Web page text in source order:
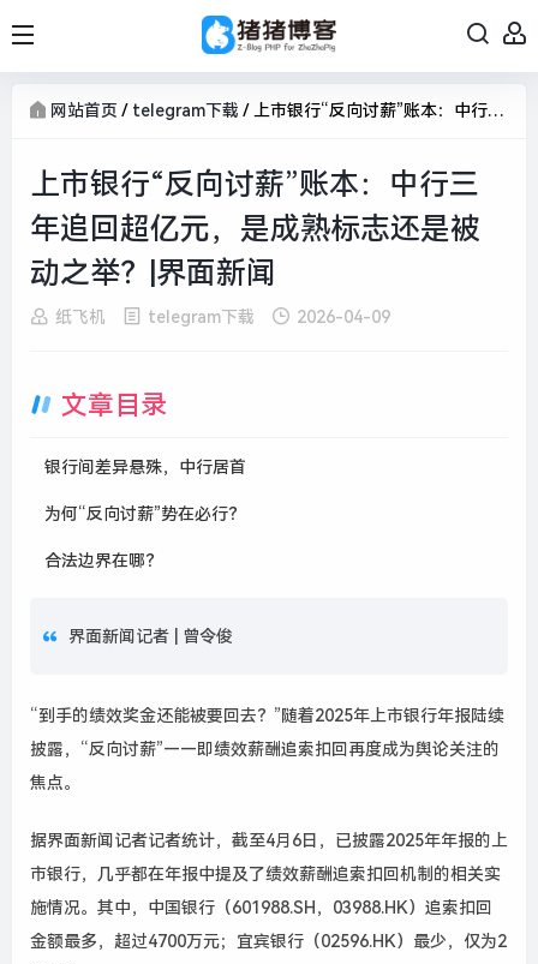
网站首页 / telegram下载 / 上市银行“反向讨薪”账本：中行三年追回超亿元，是成熟标志还是被动之举？|界面新闻
上市银行“反向讨薪”账本：中行三
年追回超亿元，是成熟标志还是被
动之举？|界面新闻
纸飞机 telegram下载 2026-04-09
文章目录
银行间差异悬殊，中行居首
为何“反向讨薪”势在必行？
合法边界在哪？
界面新闻记者 | 曾令俊
“到手的绩效奖金还能被要回去？”随着2025年上市银行年报陆续
披露，“反向讨薪”——即绩效薪酬追索扣回再度成为舆论关注的
焦点。
据界面新闻记者记者统计，截至4月6日，已披露2025年年报的上
市银行，几乎都在年报中提及了绩效薪酬追索扣回机制的相关实
施情况。其中，中国银行（601988.SH，03988.HK）追索扣回
金额最多，超过4700万元；宜宾银行（02596.HK）最少，仅为2